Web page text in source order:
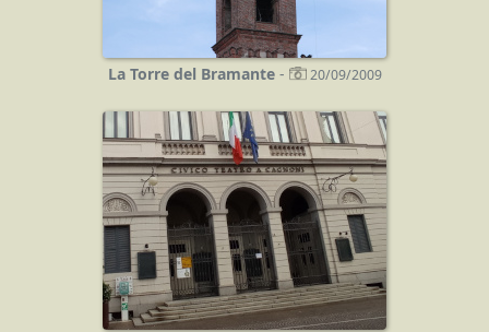
La Torre del Bramante- 20/09/2009